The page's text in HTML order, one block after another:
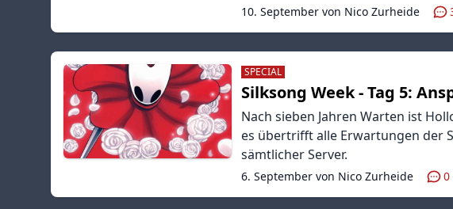
10. September von Nico Zurheide
SPECIAL
Silksong Week - Tag 5:
Nach sieben Jahren Warten ist
es übertrifft alle Erwartungen der
sämtlicher Server.
6. September von Nico Zurheide 0